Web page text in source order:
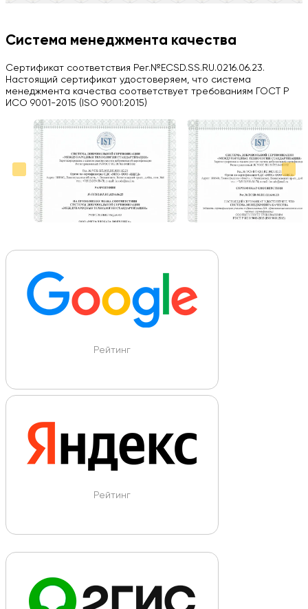
H
03.09.2024
Вся работа выполнена в срок. Всем рекомендую
Больше отзывов на Google Maps
Система менеджмента качества
Сертификат соответствия Рег.№ECSD.SS.RU.0216.06.23.
Настоящий сертификат удостоверяем, что система
менеджмента качества соответствует требованиям ГОСТ Р
ИСО 9001-2015 (ISO 9001:2015)
Рейтинг
Рейтинг